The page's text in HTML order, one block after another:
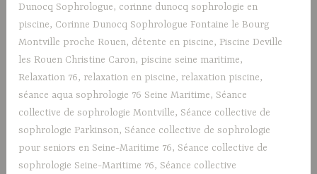
Dunocq Sophrologue, corinne dunocq sophrologie en
piscine, Corinne Dunocq Sophrologue Fontaine le Bourg
Montville proche Rouen, détente en piscine, Piscine Deville
les Rouen Christine Caron, piscine seine maritime,
Relaxation 76, relaxation en piscine, relaxation piscine,
séance aqua sophrologie 76 Seine Maritime, Séance
collective de sophrologie Montville, Séance collective de
sophrologie Parkinson, Séance collective de sophrologie
pour seniors en Seine-Maritime 76, Séance collective de
sophrologie Seine-Maritime 76, Séance collective